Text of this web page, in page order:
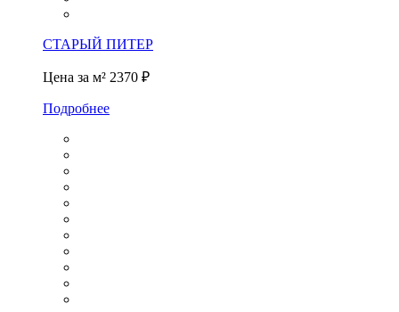
СТАРЫЙ ПИТЕР
Цена за м² 2370 ₽
Подробнее